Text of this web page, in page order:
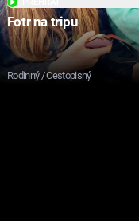
Fotr na tripu
Rodinný / Cestopisný